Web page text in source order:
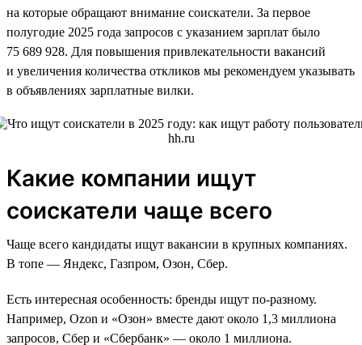
на которые обращают внимание соискатели. За первое
полугодие 2025 года запросов с указанием зарплат было
75 689 928. Для повышения привлекательности вакансий
и увеличения количества откликов мы рекомендуем указывать
в объявлениях зарплатные вилки.
Какие компании ищут
соискатели чаще всего
Чаще всего кандидаты ищут вакансии в крупных компаниях.
В топе — Яндекс, Газпром, Озон, Сбер.
Есть интересная особенность: бренды ищут по-разному.
Например, Ozon и «Озон» вместе дают около 1,3 миллиона
запросов, Сбер и «Сбербанк» — около 1 миллиона.